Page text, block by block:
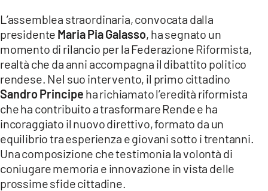
L’assemblea straordinaria, convocata dalla
presidente Maria Pia Galasso, ha segnato un
momento di rilancio per la Federazione Riformista,
realtà che da anni accompagna il dibattito politico
rendese. Nel suo intervento, il primo cittadino
Sandro Principe ha richiamato l’eredità riformista
che ha contribuito a trasformare Rende e ha
incoraggiato il nuovo direttivo, formato da un
equilibrio tra esperienza e giovani sotto i trentanni.
Una composizione che testimonia la volontà di
coniugare memoria e innovazione in vista delle
prossime sfide cittadine.